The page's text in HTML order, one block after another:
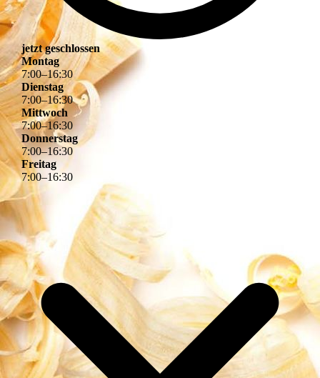
jetzt geschlossen
Montag
7:00–16:30
Dienstag
7:00–16:30
Mittwoch
7:00–16:30
Donnerstag
7:00–16:30
Freitag
7:00–16:30